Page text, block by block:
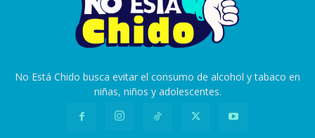
No Está Chido busca evitar el consumo de alcohol y tabaco en
niñas, niños y adolescentes.